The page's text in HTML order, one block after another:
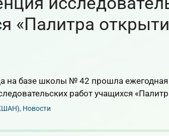
«Палитра
на базе школы № 42 прошла
работ учащихся
, Новости